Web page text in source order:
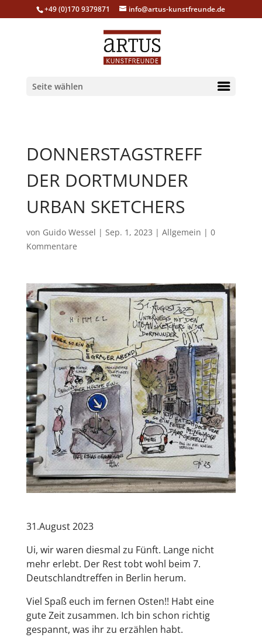
+49 (0)170 9379871 info@artus-kunstfreunde.de
Seite wählen
DONNERSTAGSTREFF
DER DORTMUNDER
URBAN SKETCHERS
von Guido Wessel | Sep. 1, 2023 | Allgemein | 0
Kommentare
31.August 2023
Ui, wir waren diesmal zu Fünft. Lange nicht
mehr erlebt. Der Rest tobt wohl beim 7.
Deutschlandtreffen in Berlin herum.
Viel Spaß euch im fernen Osten!! Habt eine
gute Zeit zusammen. Ich bin schon richtig
gespannt, was ihr zu erzählen habt.